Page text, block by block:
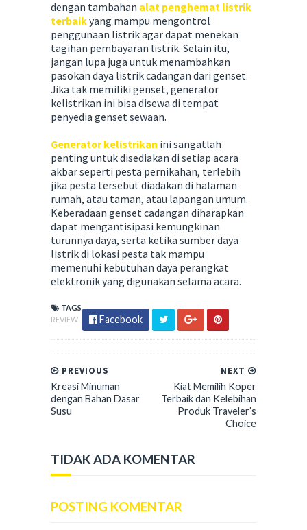
dengan tambahan alat penghemat listrik
terbaikyang mampu mengontrol
penggunaan listrik agar dapat menekan
tagihan pembayaran listrik. Selain itu,
jangan lupa juga untuk menambahkan
pasokan daya listrik cadangan dari genset.
Jika tak memiliki genset, generator
kelistrikan ini bisa disewa di tempat
penyedia genset sewaan.
Generator kelistrikan ini sangatlah
penting untuk disediakan di setiap acara
akbar seperti pesta pernikahan, terlebih
jika pesta tersebut diadakan di halaman
rumah, atau taman, atau lapangan umum.
Keberadaan genset cadangan diharapkan
dapat mengantisipasi kemungkinan
turunnya daya, serta ketika sumber daya
listrik di lokasi pesta tak mampu
memenuhi kebutuhan daya perangkat
elektronik yang digunakan selama acara.
TAGS
REVIEW
Facebook
NEXT
Kiat Memilih Koper
Terbaik dan Kelebihan
Produk Traveler’s
Choice
PREVIOUS
Kreasi Minuman
dengan Bahan Dasar
Susu
TIDAK ADA KOMENTAR
POSTING KOMENTAR